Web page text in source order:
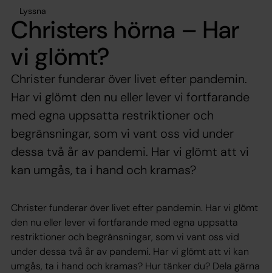
Lyssna
Christers hörna – Har
vi glömt?
Christer funderar över livet efter pandemin.
Har vi glömt den nu eller lever vi fortfarande
med egna uppsatta restriktioner och
begränsningar, som vi vant oss vid under
dessa två år av pandemi. Har vi glömt att vi
kan umgås, ta i hand och kramas?
Christer funderar över livet efter pandemin. Har vi glömt
den nu eller lever vi fortfarande med egna uppsatta
restriktioner och begränsningar, som vi vant oss vid
under dessa två år av pandemi. Har vi glömt att vi kan
umgås, ta i hand och kramas? Hur tänker du? Dela gärna